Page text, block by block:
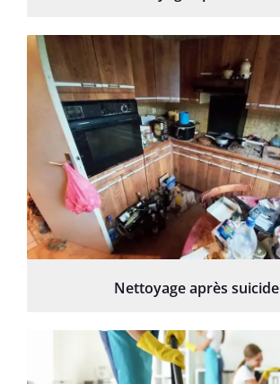
Nettoyage après suicide